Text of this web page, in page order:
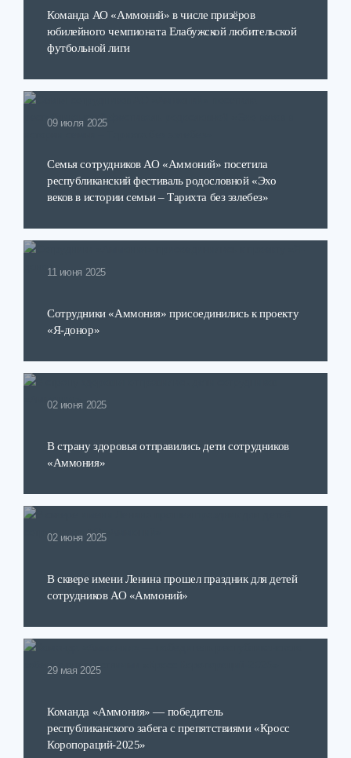
Команда АО «Аммоний» в числе призёров
юбилейного чемпионата Елабужской любительской
футбольной лиги
09 июля 2025
Семья сотрудников АО «Аммоний» посетила
республиканский фестиваль родословной «Эхо
веков в истории семьи – Тарихта без эзлебез»
11 июня 2025
Сотрудники «Аммония» присоединились к проекту
«Я-донор»
02 июня 2025
В страну здоровья отправились дети сотрудников
«Аммония»
02 июня 2025
В сквере имени Ленина прошел праздник для детей
сотрудников АО «Аммоний»
29 мая 2025
Команда «Аммония» — победитель
республиканского забега с препятствиями «Кросс
Коропораций-2025»